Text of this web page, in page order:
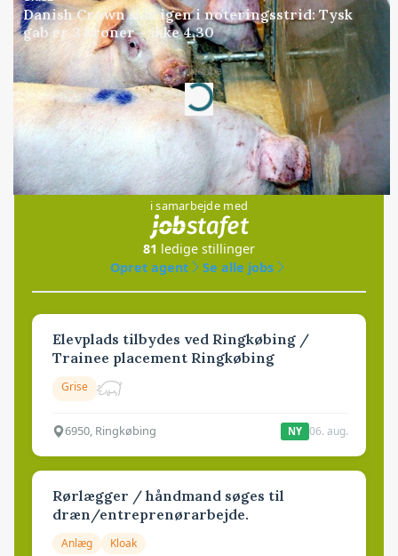
Danish Crown slår igen i noteringsstrid: Tysk
gab er 3 kroner – ikke 4,30
Annonce
Loading...
Jobs
i samarbejde med
81 ledige stillinger
Opret agent
Se alle jobs
Elevplads tilbydes ved Ringkøbing /
Trainee placement Ringkøbing
Grise
6950, Ringkøbing NY 06. aug.
Rørlægger / håndmand søges til
dræn/entreprenørarbejde.
Anlæg Kloak